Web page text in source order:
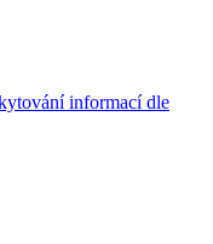
informací dle